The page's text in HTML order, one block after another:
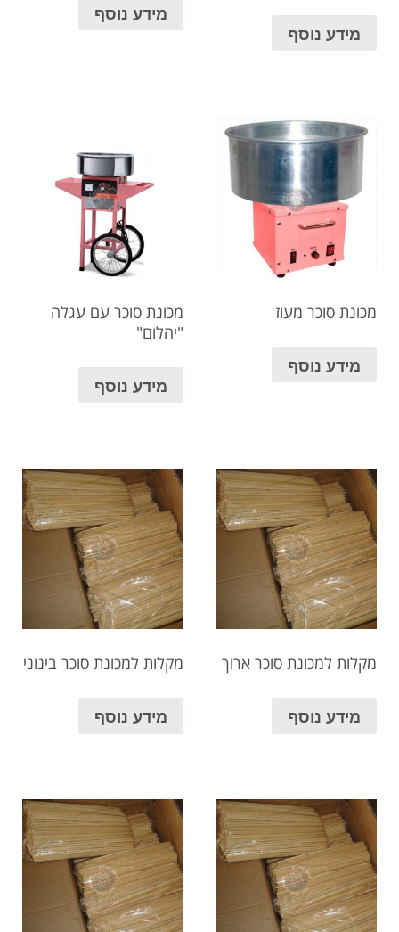
מידע נוסף
מידע נוסף
מכונת סוכר מעוז
מידע נוסף
מכונת סוכר עם עגלה
"יהלום"
מידע נוסף
מקלות למכונת סוכר ארוך
מידע נוסף
מקלות למכונת סוכר בינוני
מידע נוסף